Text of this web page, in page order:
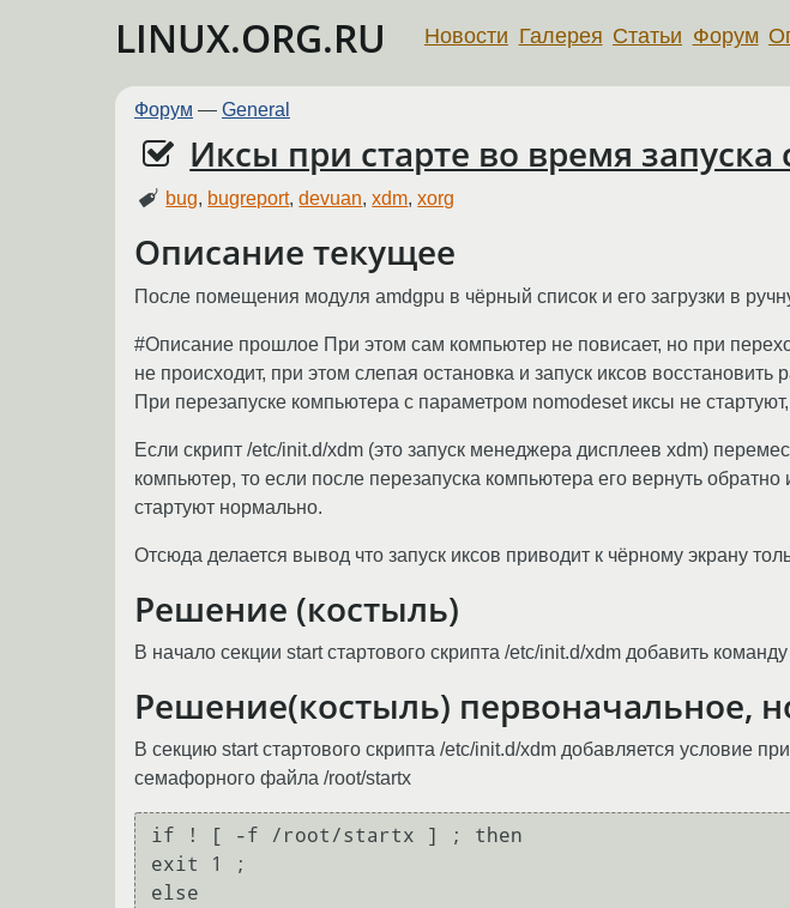
LINUX.ORG.RU Новости Галерея Статьи Форум
Форум — General
Иксы при старте во время
bug, bugreport,devuan,xdm,xorg
Описание текущее
После помещения модуля amdgpu в чёрный список и его загрузки в
#Описание прошлое При этом сам компьютер не повисает, но при
не происходит, при этом слепая остановка и запуск иксов восстановить
При перезапуске компьютера с параметром nomodeset иксы не
Если скрипт /etc/init.d/xdm (это запуск менеджера дисплеев xdm)
компьютер, то если после перезапуска компьютера его вернуть
стартуют нормально.
Отсюда делается вывод что запуск иксов приводит к чёрному экрану
Решение (костыль)
В начало секции start стартового скрипта /etc/init.d/xdm добавить команду
Решение(костыль) первоначальное,
В секцию start стартового скрипта /etc/init.d/xdm добавляется условие
семафорного файла /root/startx
if ! [ -f /root/startx ] ; then
exit 1 ;
else